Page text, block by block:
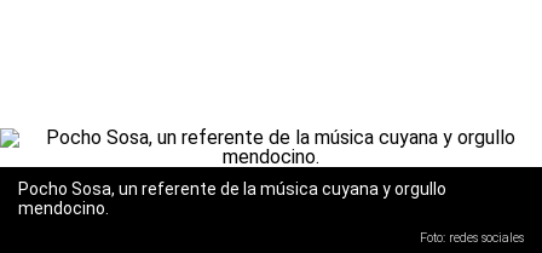
Pocho Sosa, un referente de la música cuyana y orgullo
mendocino.
Foto: redes sociales